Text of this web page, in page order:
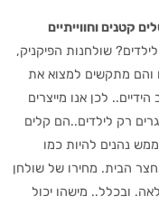
קטנים וחווייתיים
שולחנות הפיקניק,
והם מתקשים למצוא את
לכן אנו מייצרים
רק לילדים..הם קלים
נהנים להיות כמו
הבית. מחירו של שולחן
ובכלל.. מישהו יכול